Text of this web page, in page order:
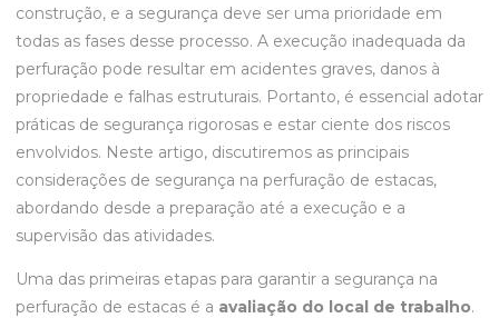
construção, e a segurança deve ser uma prioridade em
todas as fases desse processo. A execução inadequada da
perfuração pode resultar em acidentes graves, danos à
propriedade e falhas estruturais. Portanto, é essencial adotar
práticas de segurança rigorosas e estar ciente dos riscos
envolvidos. Neste artigo, discutiremos as principais
considerações de segurança na perfuração de estacas,
abordando desde a preparação até a execução e a
supervisão das atividades.
Uma das primeiras etapas para garantir a segurança na
perfuração de estacas é a avaliação do local de trabalho.